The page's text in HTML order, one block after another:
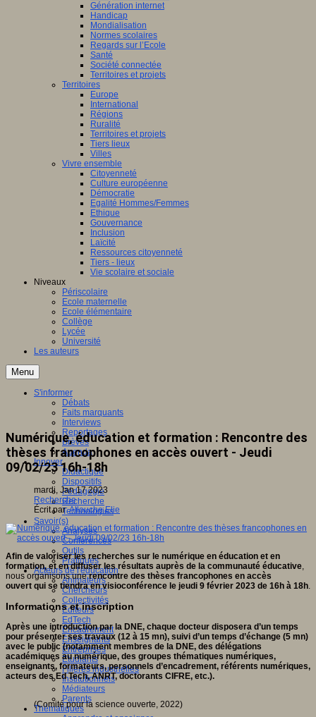
Génération internet
Handicap
Mondialisation
Normes scolaires
Regards sur l’Ecole
Santé
Société connectée
Territoires et projets
Territoires
Europe
International
Régions
Ruralité
Territoires et projets
Tiers lieux
Villes
Vivre ensemble
Citoyenneté
Culture européenne
Démocratie
Egalité Hommes/Femmes
Ethique
Gouvernance
Inclusion
Laïcité
Ressources citoyenneté
Tiers - lieux
Vie scolaire et sociale
Niveaux
Périscolaire
Ecole maternelle
Ecole élémentaire
Collège
Lycée
Université
Les auteurs
Menu
S'informer
Débats
Faits marquants
Interviews
Reportages
Brèves
Agenda
Innover
Didactique
Dispositifs
Pédagogie
Recherche
Technologies
Savoir(s)
Analyses
Conférences
Outils
Pratiques
Acteurs de l'éducation
Animateurs
Chercheurs
Collectivités
Editeurs
EdTech
Encadrement
Enseignants
Entreprises
Etudiants
Filières industrielles
Institutionnels
Médiateurs
Parents
Thématiques
Numérique, éducation et formation : Rencontre des
thèses francophones en accès ouvert - Jeudi
09/02/23 16h-18h
mardi, Jan 17 2023
Recherche
Écrit parAllouche Elie
Afin de valoriser les recherches sur le numérique en éducation et en
formation, et en diffuser les résultats auprès de la communauté éducative,
nous organisons unerencontre des thèses francophones en accès
ouvert qui se tiendra en visioconférence le jeudi 9 février 2023 de 16h à 18h.
Informations et inscription
Après une introduction par la DNE, chaque docteur disposera d’un temps
pour présenter ses travaux (12 à 15 mn), suivi d’un temps d’échange (5 mn)
avec le public (notamment membres de la DNE, des délégations
académiques au numérique, des groupes thématiques numériques,
enseignants, formateurs, personnels d’encadrement, référents numériques,
acteurs des Ed Tech, ANRT, doctorants CIFRE, etc.).
(Comité pour la science ouverte, 2022)